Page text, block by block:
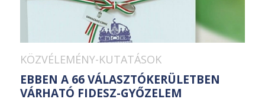
KÖZVÉLEMÉNY-KUTATÁSOK
EBBEN A 66 VÁLASZTÓKERÜLETBEN
VÁRHATÓ FIDESZ-GYŐZELEM